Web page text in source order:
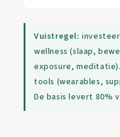
Vuistregel:
wellness (slaap,
exposure,
tools (wearables,
De basis levert 80%